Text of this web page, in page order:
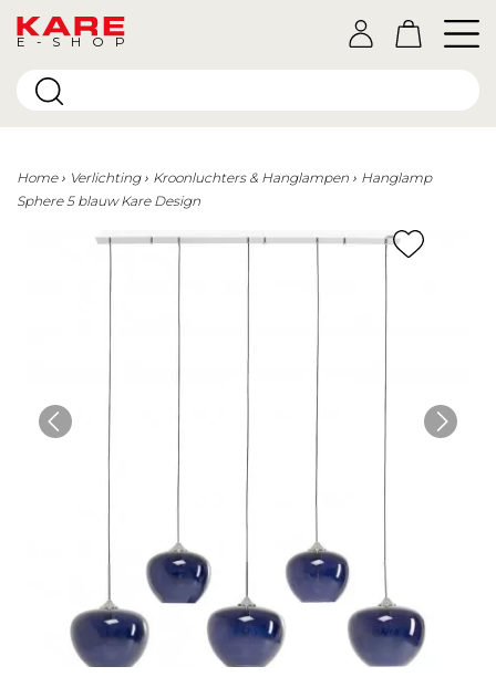
E-SHOP
Home Verlichting Kroonluchters & Hanglampen
Hanglamp
Sphere 5 blauw Kare Design